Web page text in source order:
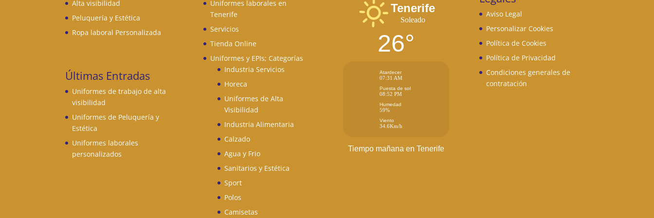
Alta visibilidad
Peluquería y Estética
Ropa laboral Personalizada
Últimas Entradas
Uniformes de trabajo de alta
visibilidad
Uniformes de Peluquería y
Estética
Uniformes laborales
personalizados
Uniformes laborales en
Tenerife
Servicios
Tienda Online
Uniformes y EPIs; Categorías
Industria Servicios
Horeca
Uniformes de Alta
Visibilidad
Industria Alimentaria
Calzado
Agua y Frio
Sanitarios y Estética
Sport
Polos
Camisetas
Tenerife
Soleado
26°
Atardecer
07:31 AM
Puesta de sol
08:52 PM
Humedad
59%
Viento
34.6Km/h
Tiempo mañana en Tenerife
Aviso Legal
Personalizar Cookies
Política de Cookies
Política de Privacidad
Condiciones generales de
contratación